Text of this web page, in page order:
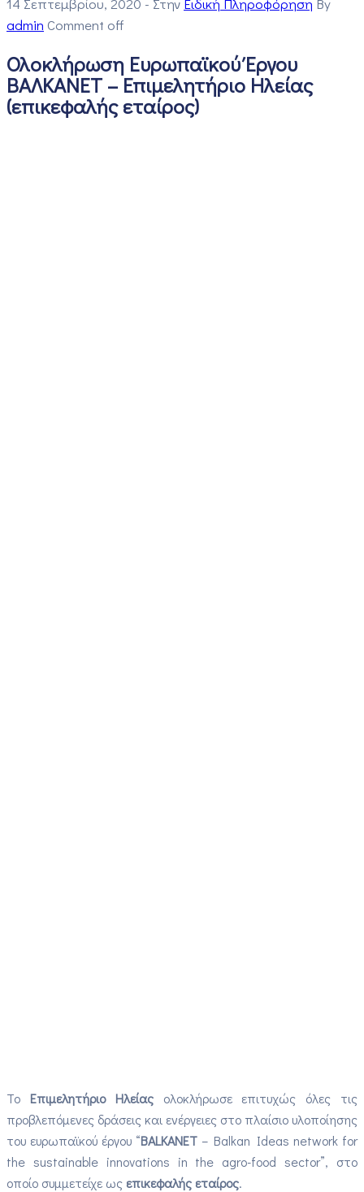
admin Comment off
Ολοκλήρωση Ευρωπαϊκού Έργου
ΒΑΛΚΑΝΕΤ – Επιμελητήριο Ηλείας
(επικεφαλής εταίρος)
Το Επιμελητήριο Ηλείαςολοκλήρωσε επιτυχώς όλες τις
προβλεπόμενες δράσεις και ενέργειες στο πλαίσιο υλοποίησης
του ευρωπαϊκού έργου “BALKANET– Balkan Ideas network for
the sustainable innovations in the agro-food sector”, στο
οποίο συμμετείχε ως επικεφαλής εταίρος.